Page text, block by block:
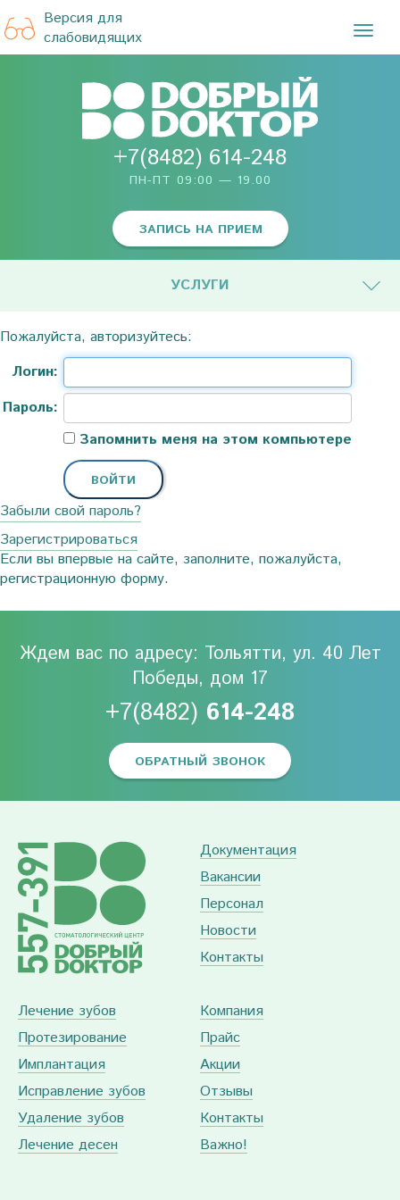
Версия для
слабовидящих
+7(8482) 614-248
ПН-ПТ 09:00 — 19.00
ЗАПИСЬ НА ПРИЕМ
УСЛУГИ
Пожалуйста, авторизуйтесь:
Логин:
Пароль:
Запомнить меня на этом компьютере
Забыли свой пароль?
Зарегистрироваться
Если вы впервые на сайте, заполните, пожалуйста,
регистрационную форму.
Ждем вас по адресу: Тольятти, ул. 40 Лет
Победы, дом 17
+7(8482) 614-248
ОБРАТНЫЙ ЗВОНОК
Документация
Вакансии
Персонал
Новости
Контакты
Лечение зубов
Протезирование
Имплантация
Исправление зубов
Удаление зубов
Лечение десен
Компания
Прайс
Акции
Отзывы
Контакты
Важно!